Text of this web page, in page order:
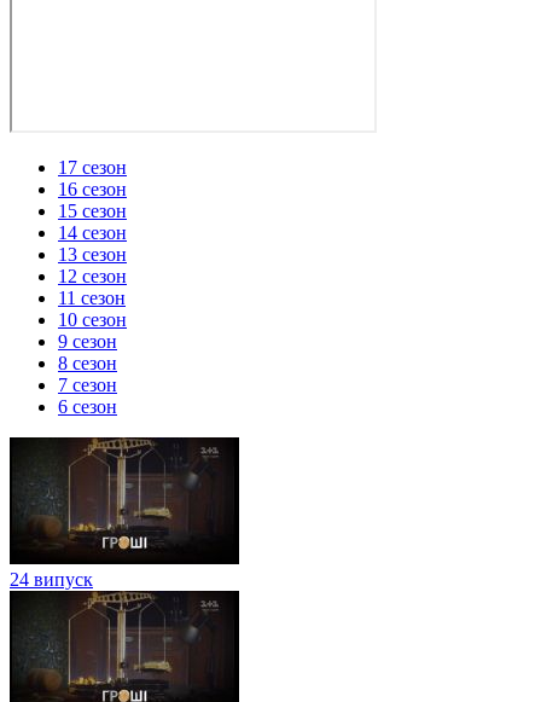
17 сезон
16 сезон
15 сезон
14 сезон
13 сезон
12 сезон
11 сезон
10 сезон
9 сезон
8 сезон
7 сезон
6 сезон
24 випуск